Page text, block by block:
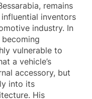
remains
inventors
industry. In
vulnerable to
a vehicle’s
accessory, but
into its
His